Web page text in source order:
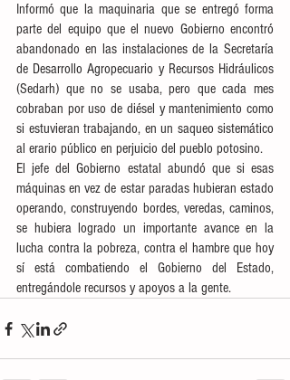
Informó que la maquinaria que se entregó forma
parte del equipo que el nuevo Gobierno encontró
abandonado en las instalaciones de la Secretaría
de Desarrollo Agropecuario y Recursos Hidráulicos
(Sedarh) que no se usaba, pero que cada mes
cobraban por uso de diésel y mantenimiento como
si estuvieran trabajando, en un saqueo sistemático
al erario público en perjuicio del pueblo potosino.
El jefe del Gobierno estatal abundó que si esas
máquinas en vez de estar paradas hubieran estado
operando, construyendo bordes, veredas, caminos,
se hubiera logrado un importante avance en la
lucha contra la pobreza, contra el hambre que hoy
sí está combatiendo el Gobierno del Estado,
entregándole recursos y apoyos a la gente.